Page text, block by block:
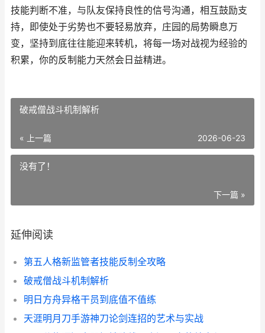
技能判断不准，与队友保持良性的信号沟通，相互鼓励支
持，即使处于劣势也不要轻易放弃，庄园的局势瞬息万
变，坚持到底往往能迎来转机，将每一场对战视为经验的
积累，你的反制能力天然会日益精进。
破戒僧战斗机制解析
« 上一篇 2026-06-23
没有了！
下一篇 »
延伸阅读
第五人格新监管者技能反制全攻略
破戒僧战斗机制解析
明日方舟异格干员到底值不值练
天涯明月刀手游神刀论剑连招的艺术与实战